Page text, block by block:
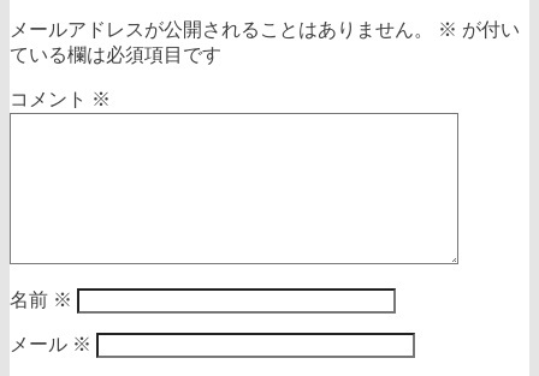
メールアドレスが公開されることはありません。 ※ が付い
ている欄は必須項目です
コメント ※
名前 ※
メール ※